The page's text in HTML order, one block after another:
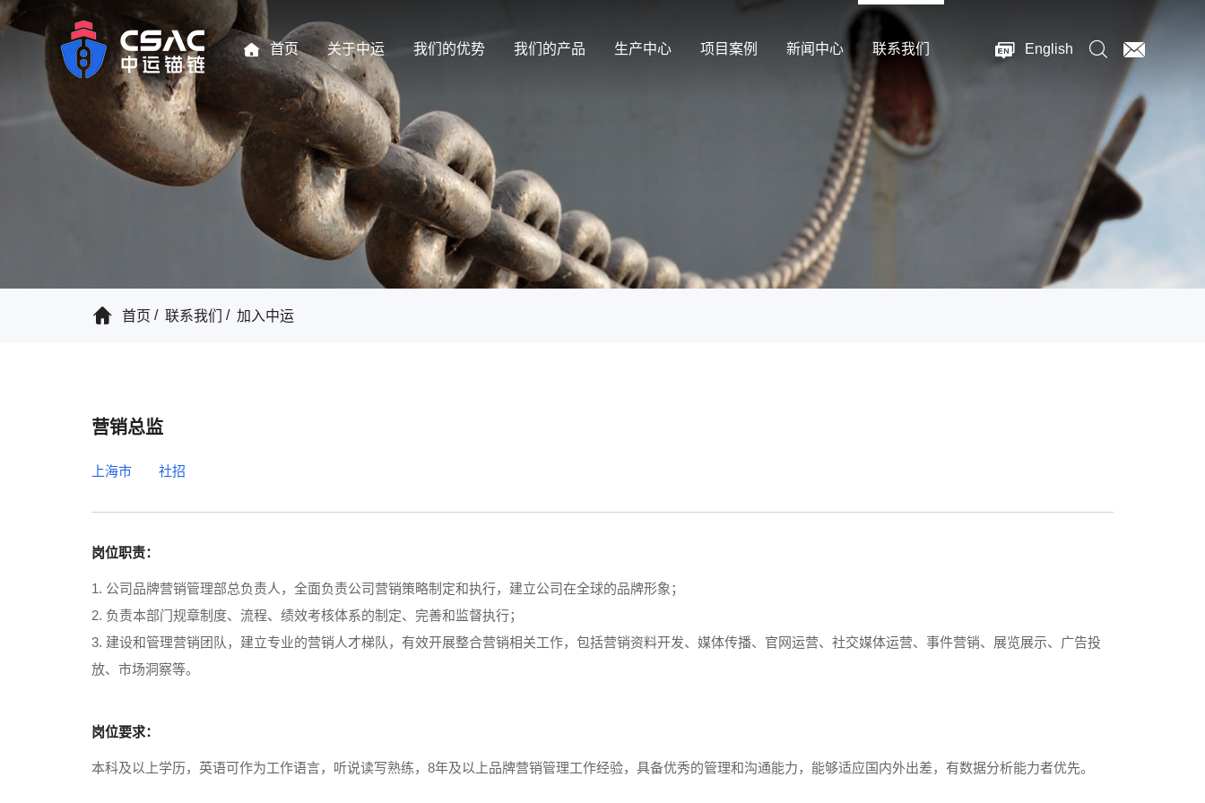
首页 关于中运 我们的优势 我们的产品 生产中心 项目案例 新闻中心 联系我们 English
首页 联系我们 加入中运
营销总监
上海市 社招
岗位职责：
1. 公司品牌营销管理部总负责人，全面负责公司营销策略制定和执行，建立公司在全球的品牌形象；
2. 负责本部门规章制度、流程、绩效考核体系的制定、完善和监督执行；
3. 建设和管理营销团队，建立专业的营销人才梯队，有效开展整合营销相关工作，包括营销资料开发、媒体传播、官网运营、社交媒体运营、事件营销、展览展示、广告投
放、市场洞察等。
岗位要求：
本科及以上学历，英语可作为工作语言，听说读写熟练，8年及以上品牌营销管理工作经验，具备优秀的管理和沟通能力，能够适应国内外出差，有数据分析能力者优先。